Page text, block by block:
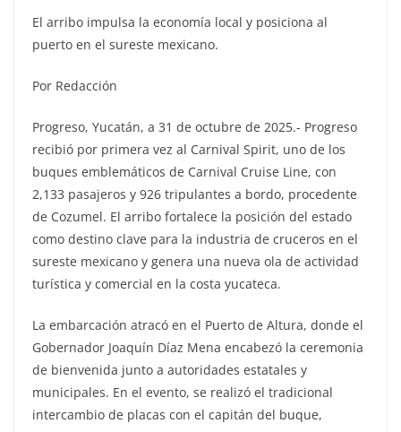
El arribo impulsa la economía local y posiciona al
puerto en el sureste mexicano.
Por Redacción
Progreso, Yucatán, a 31 de octubre de 2025.- Progreso
recibió por primera vez al Carnival Spirit, uno de los
buques emblemáticos de Carnival Cruise Line, con
2,133 pasajeros y 926 tripulantes a bordo, procedente
de Cozumel. El arribo fortalece la posición del estado
como destino clave para la industria de cruceros en el
sureste mexicano y genera una nueva ola de actividad
turística y comercial en la costa yucateca.
La embarcación atracó en el Puerto de Altura, donde el
Gobernador Joaquín Díaz Mena encabezó la ceremonia
de bienvenida junto a autoridades estatales y
municipales. En el evento, se realizó el tradicional
intercambio de placas con el capitán del buque,